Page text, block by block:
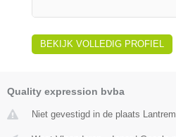
BEKIJK VOLLEDIG PROFIEL
Quality expression bvba
Niet gevestigd in de plaats